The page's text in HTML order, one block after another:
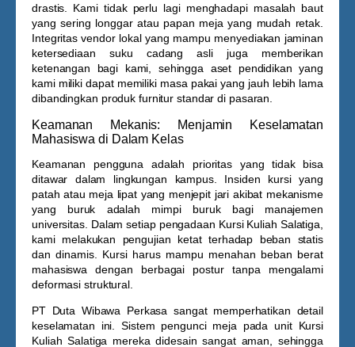
drastis. Kami tidak perlu lagi menghadapi masalah baut
yang sering longgar atau papan meja yang mudah retak.
Integritas vendor lokal yang mampu menyediakan jaminan
ketersediaan suku cadang asli juga memberikan
ketenangan bagi kami, sehingga aset pendidikan yang
kami miliki dapat memiliki masa pakai yang jauh lebih lama
dibandingkan produk furnitur standar di pasaran.
Keamanan Mekanis: Menjamin Keselamatan
Mahasiswa di Dalam Kelas
Keamanan pengguna adalah prioritas yang tidak bisa
ditawar dalam lingkungan kampus. Insiden kursi yang
patah atau meja lipat yang menjepit jari akibat mekanisme
yang buruk adalah mimpi buruk bagi manajemen
universitas. Dalam setiap pengadaan Kursi Kuliah Salatiga
kami melakukan pengujian ketat terhadap beban statis
dan dinamis. Kursi harus mampu menahan beban berat
mahasiswa dengan berbagai postur tanpa mengalami
deformasi struktural.
PT Duta Wibawa Perkasa sangat memperhatikan detail
keselamatan ini. Sistem pengunci meja pada unit Kursi
Kuliah Salatiga mereka didesain sangat aman, sehingga